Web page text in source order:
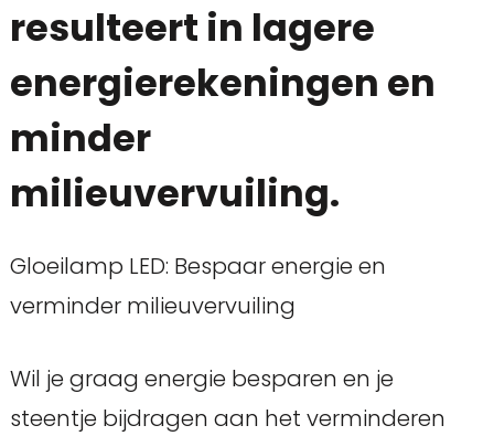
resulteert in lagere
energierekeningen en
minder
milieuvervuiling.
Gloeilamp LED: Bespaar energie en
verminder milieuvervuiling
Wil je graag energie besparen en je
steentje bijdragen aan het verminderen